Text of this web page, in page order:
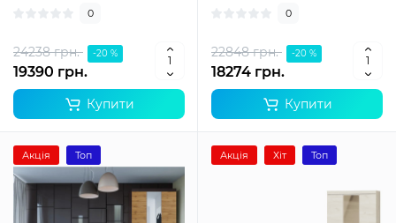
0
24238 грн. -20 %
19390 грн.
Купити
0
22848 грн. -20 %
18274 грн.
Купити
Акція Топ Акція Хіт Топ